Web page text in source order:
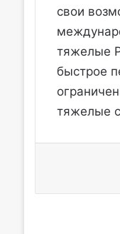
свои
тяжелые
быстрое
тяжелые